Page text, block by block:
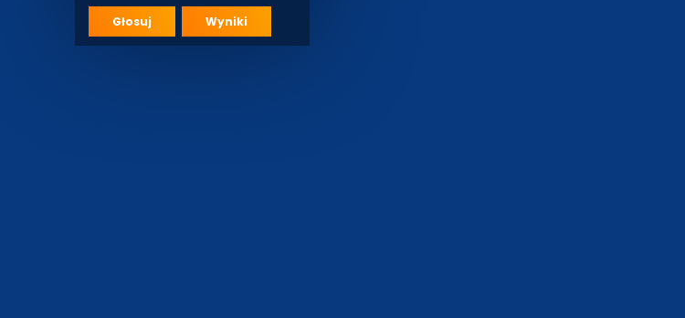
Głosuj Wyniki